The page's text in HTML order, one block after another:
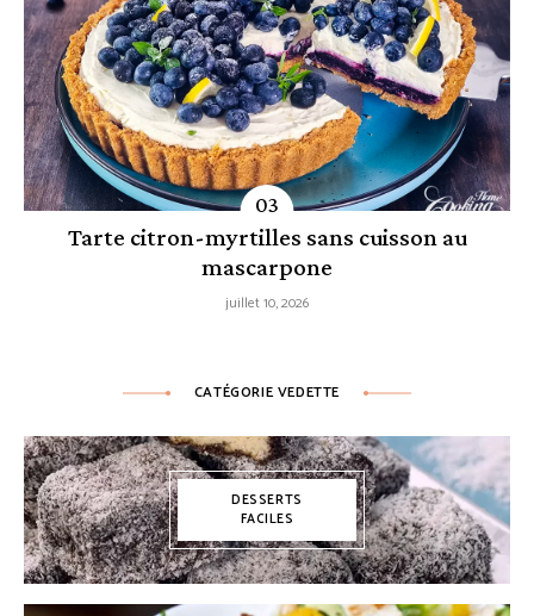
Tarte citron-myrtilles sans cuisson au
mascarpone
juillet 10, 2026
CATÉGORIE VEDETTE
DESSERTS
FACILES